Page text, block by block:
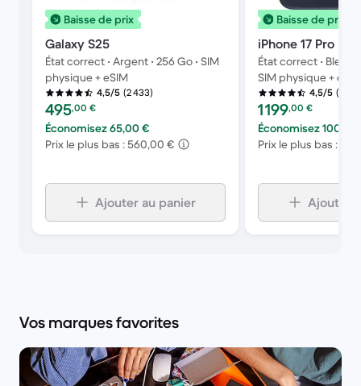
Baisse de prix
Galaxy S25
État correct • Argent • 256 Go • SIM
physique + eSIM
4,5/5 (2 433)
Prix reconditionné :
495,00 €
Économisez 65,00 €
Prix le plus bas : 560,00 €
Ajouter au panier
Baisse de prix
iPhone 17 Pro Max
État correct • Bleu
SIM physique + eSIM
4,5/5 (1
Prix reconditionné :
1 199,00 €
Économisez 100,99
Prix le plus bas : 1
Ajouter
Vos marques favorites